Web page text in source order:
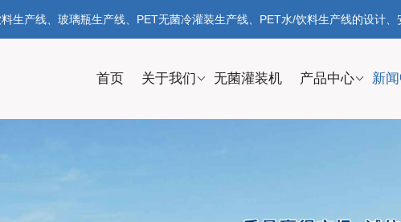
生产线、玻璃瓶生产线、PET无菌冷灌装生产线、PET水/饮料生产线的设计、
首页 关于我们 无菌灌装机 产品中心 新